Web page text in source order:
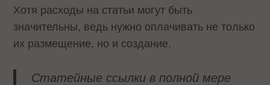
Хотя расходы на статьи могут быть
значительны, ведь нужно оплачивать не только
их размещение, но и создание.
Статейные ссылки в полной мере